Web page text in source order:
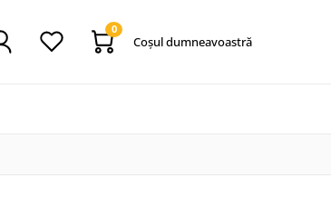
0
Coşul dumneavoastră